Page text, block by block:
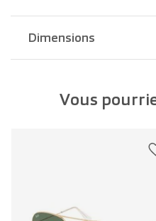
Dimensions
Largeur verre:
Vous